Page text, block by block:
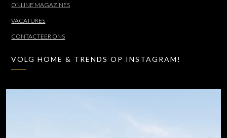
ONLINE MAGAZINES
VACATURES
CONTACTEER ONS
VOLG HOME & TRENDS OP INSTAGRAM!